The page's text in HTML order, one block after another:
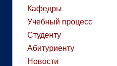
Кафедры
Учебный процесс
Студенту
Абитуриенту
Новости